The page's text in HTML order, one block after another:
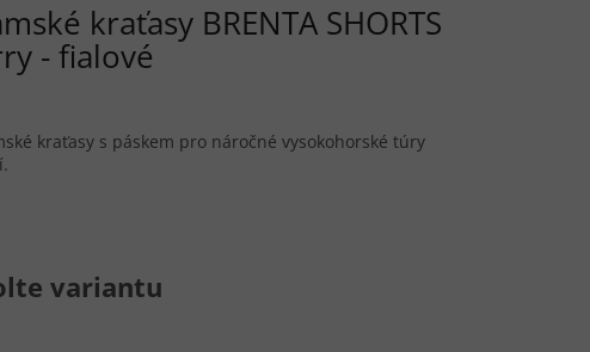
kraťasy BRENTA SHORTS
- fialové
variantu
kraťasy s páskem pro náročné vysokohorské túry